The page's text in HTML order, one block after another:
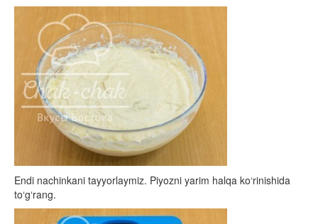
Endi nachinkani tayyorlaymiz. Piyozni yarim halqa ko‘rinishida
to‘g‘rang.